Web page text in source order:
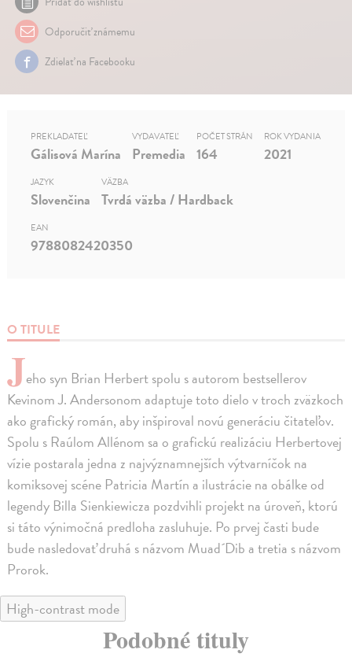
Odporučiť známemu
Zdielať na Facebooku
O TITULE
Jeho syn Brian Herbert spolu s autorom bestsellerov
Kevinom J. Andersonom adaptuje toto dielo v troch zväzkoch
ako grafický román, aby inšpiroval novú generáciu čitateľov.
Spolu s Raúlom Allénom sa o grafickú realizáciu Herbertovej
vízie postarala jedna z najvýznamnejších výtvarníčok na
komiksovej scéne Patricia Martín a ilustrácie na obálke od
legendy Billa Sienkiewicza pozdvihli projekt na úroveň, ktorú
si táto výnimočná predloha zasluhuje. Po prvej časti bude
bude nasledovať druhá s názvom Muad´Dib a tretia s názvom
Prorok.
PREKLADATEĽ
Gálisová Marína
VYDAVATEĽ
Premedia
POČET STRÁN
164
ROK VYDANIA
2021
JAZYK
Slovenčina
VÄZBA
Tvrdá väzba / Hardback
EAN
9788082420350
High-contrast mode
Podobné tituly